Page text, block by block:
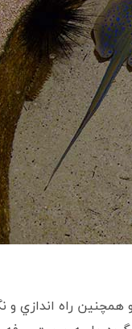
همچنين راه اندازي